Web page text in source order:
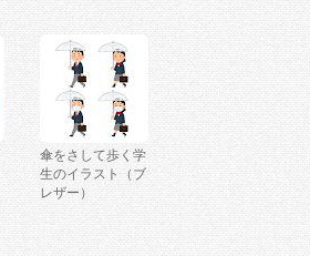
傘をさして歩く学
生のイラスト（ブ
レザー）